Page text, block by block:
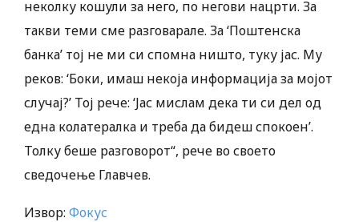
неколку кошули за него, по негови нацрти. За
такви теми сме разговарале. За ‘Поштенска
банка’ тој не ми си спомна ништо, туку јас. Му
реков: ‘Боки, имаш некоја информација за мојот
случај?’ Тој рече: ‘Јас мислам дека ти си дел од
една колатералка и треба да бидеш спокоен’.
Толку беше разговорот“, рече во своето
сведочење Главчев.
Извор: Фокус